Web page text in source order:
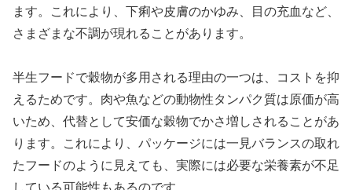
ます。これにより、下痢や皮膚のかゆみ、目の充血など、
さまざまな不調が現れることがあります。
半生フードで穀物が多用される理由の一つは、コストを抑
えるためです。肉や魚などの動物性タンパク質は原価が高
いため、代替として安価な穀物でかさ増しされることがあ
ります。これにより、パッケージには一見バランスの取れ
たフードのように見えても、実際には必要な栄養素が不足